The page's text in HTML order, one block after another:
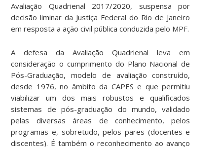
Avaliação Quadrienal 2017/2020, suspensa por
decisão liminar da Justiça Federal do Rio de Janeiro
em resposta a ação civil pública conduzida pelo MPF.
A defesa da Avaliação Quadrienal leva em
consideração o cumprimento do Plano Nacional de
Pós-Graduação, modelo de avaliação construído,
desde 1976, no âmbito da CAPES e que permitiu
viabilizar um dos mais robustos e qualificados
sistemas de pós-graduação do mundo, validado
pelas diversas áreas de conhecimento, pelos
programas e, sobretudo, pelos pares (docentes e
discentes). É também o reconhecimento ao avanço